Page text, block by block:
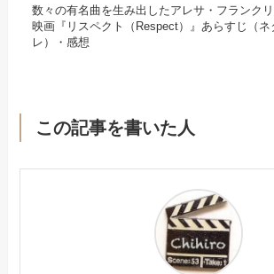
数々の有名曲を生み出したアレサ・フランク
映画『リスペクト（Respect）』あらすじ（ネ
レ）・感想
この記事を書いた人